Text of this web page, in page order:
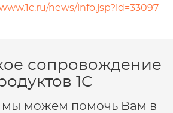
news/info.jsp?id=33097
сопровождение
1C
мы можем помочь Вам в